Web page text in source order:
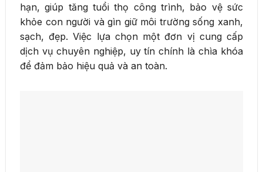
hạn, giúp tăng tuổi thọ công trình, bảo vệ sức
khỏe con người và gìn giữ môi trường sống xanh,
sạch, đẹp. Việc lựa chọn một đơn vị cung cấp
dịch vụ chuyên nghiệp, uy tín chính là chìa khóa
để đảm bảo hiệu quả và an toàn.